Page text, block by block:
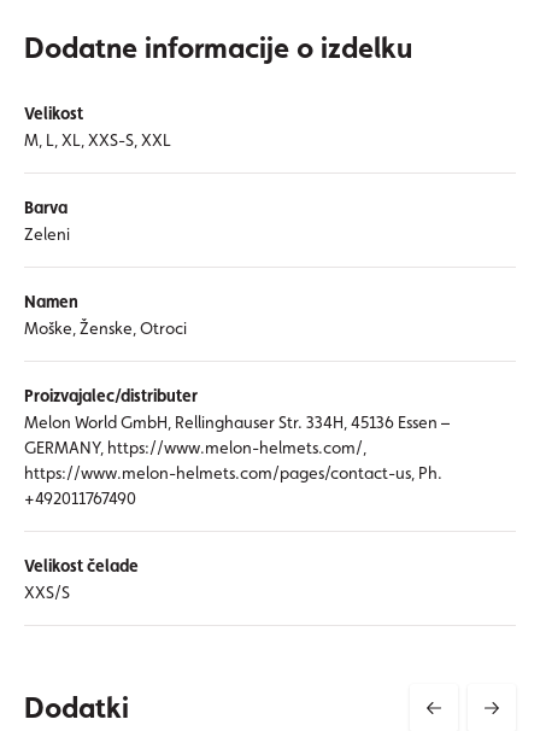
Dodatne informacije o izdelku
Velikost
M, L, XL, XXS-S, XXL
Barva
Zeleni
Namen
Moške, Ženske, Otroci
Proizvajalec/distributer
Melon World GmbH, Rellinghauser Str. 334H, 45136 Essen –
GERMANY, https://www.melon-helmets.com/,
https://www.melon-helmets.com/pages/contact-us, Ph.
+492011767490
Velikost čelade
XXS/S
Dodatki